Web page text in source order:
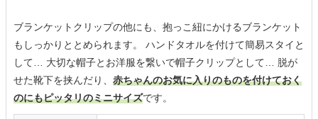
ブランケットクリップの他にも、抱っこ紐にかけるブランケット
もしっかりととめられます。 ハンドタオルを付けて簡易スタイと
して… 大切な帽子とお洋服を繋いで帽子クリップとして… 脱が
せた靴下を挟んだり、 赤ちゃんのお気に入りのものを付けておく
のにもピッタリのミニサイズです。